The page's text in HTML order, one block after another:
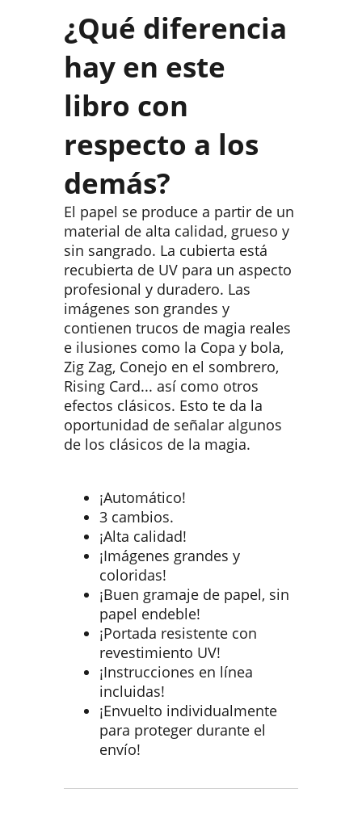
¿Qué diferencia
hay en este
libro con
respecto a los
demás?
El papel se produce a partir de un
material de alta calidad, grueso y
sin sangrado. La cubierta está
recubierta de UV para un aspecto
profesional y duradero. Las
imágenes son grandes y
contienen trucos de magia reales
e ilusiones como la Copa y bola,
Zig Zag, Conejo en el sombrero,
Rising Card... así como otros
efectos clásicos. Esto te da la
oportunidad de señalar algunos
de los clásicos de la magia.
¡Automático!
3 cambios.
¡Alta calidad!
¡Imágenes grandes y
coloridas!
¡Buen gramaje de papel, sin
papel endeble!
¡Portada resistente con
revestimiento UV!
¡Instrucciones en línea
incluidas!
¡Envuelto individualmente
para proteger durante el
envío!